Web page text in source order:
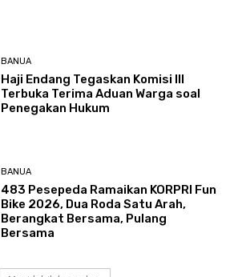
BANUA
Haji Endang Tegaskan Komisi III
Terbuka Terima Aduan Warga soal
Penegakan Hukum
BANUA
483 Pesepeda Ramaikan KORPRI Fun
Bike 2026, Dua Roda Satu Arah,
Berangkat Bersama, Pulang
Bersama